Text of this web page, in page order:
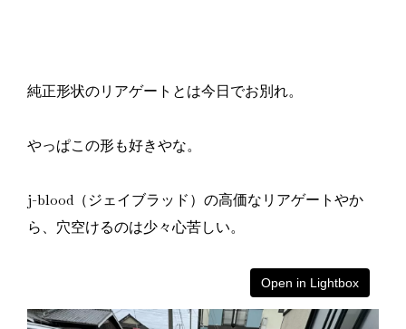
純正形状のリアゲートとは今日でお別れ。
やっぱこの形も好きやな。
j-blood（ジェイブラッド）の高価なリアゲートやか
ら、穴空けるのは少々心苦しい。
Open in Lightbox